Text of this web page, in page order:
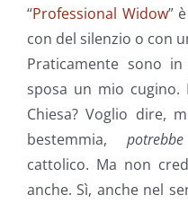
“Professional Widow”
con del silenzio o con
Praticamente sono
sposa un mio cugino.
Chiesa? Voglio dire,
bestemmia,
cattolico. Ma non
anche. Sì, anche nel